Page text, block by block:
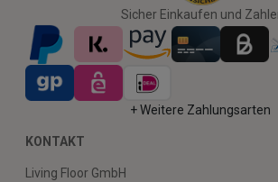
Sicher Einkaufen und
+ Weitere Zahlungsarten
KONTAKT
Living Floor GmbH